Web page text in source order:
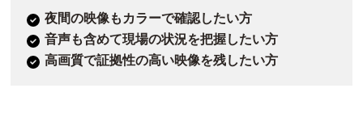
夜間の映像もカラーで確認したい方
音声も含めて現場の状況を把握したい方
高画質で証拠性の高い映像を残したい方